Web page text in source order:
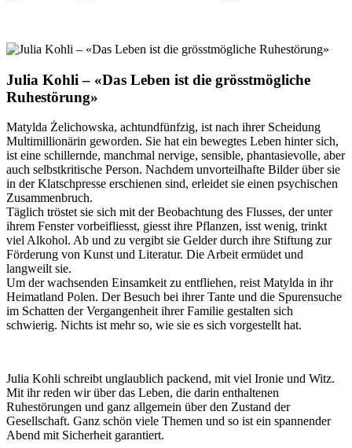
Julia Kohli – «Das Leben ist die grösstmögliche
Ruhestörung»
Matylda Żelichowska, achtundfünfzig, ist nach ihrer Scheidung
Multimillionärin geworden. Sie hat ein bewegtes Leben hinter sich,
ist eine schillernde, manchmal nervige, sensible, phantasievolle, aber
auch selbstkritische Person. Nachdem unvorteilhafte Bilder über sie
in der Klatschpresse erschienen sind, erleidet sie einen psychischen
Zusammenbruch.
Täglich tröstet sie sich mit der Beobachtung des Flusses, der unter
ihrem Fenster vorbeifliesst, giesst ihre Pflanzen, isst wenig, trinkt
viel Alkohol. Ab und zu vergibt sie Gelder durch ihre Stiftung zur
Förderung von Kunst und Literatur. Die Arbeit ermüdet und
langweilt sie.
Um der wachsenden Einsamkeit zu entfliehen, reist Matylda in ihr
Heimatland Polen. Der Besuch bei ihrer Tante und die Spurensuche
im Schatten der Vergangenheit ihrer Familie gestalten sich
schwierig. Nichts ist mehr so, wie sie es sich vorgestellt hat.
Julia Kohli schreibt unglaublich packend, mit viel Ironie und Witz.
Mit ihr reden wir über das Leben, die darin enthaltenen
Ruhestörungen und ganz allgemein über den Zustand der
Gesellschaft. Ganz schön viele Themen und so ist ein spannender
Abend mit Sicherheit garantiert.